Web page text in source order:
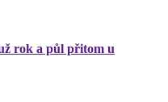
rok a půl přitom u